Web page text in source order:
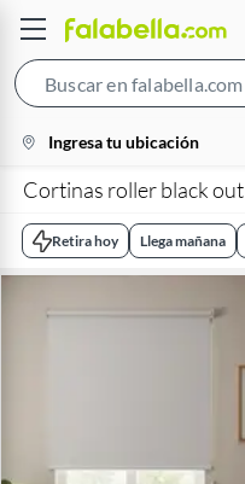
location-
icon
Ingresa tu ubicación
Cortinas roller black out
Retira hoy Llega mañana